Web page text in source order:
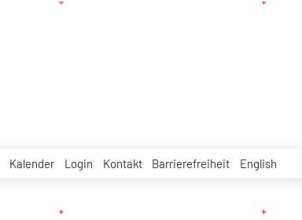
Kalender Login Kontakt Barrierefreiheit English